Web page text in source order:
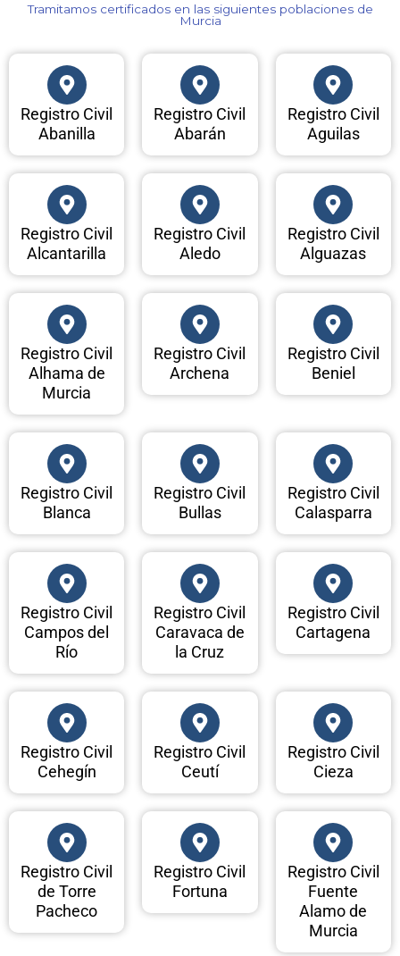
Tramitamos certificados en las siguientes poblaciones de
Murcia​
Registro Civil
Abanilla
Registro Civil
Abarán
Registro Civil
Aguilas
Registro Civil
Alcantarilla
Registro Civil
Aledo
Registro Civil
Alguazas
Registro Civil
Alhama de
Murcia
Registro Civil
Archena
Registro Civil
Beniel
Registro Civil
Blanca
Registro Civil
Bullas
Registro Civil
Calasparra
Registro Civil
Campos del
Río
Registro Civil
Caravaca de
la Cruz
Registro Civil
Cartagena
Registro Civil
Cehegín
Registro Civil
Ceutí
Registro Civil
Cieza
Registro Civil
de Torre
Pacheco
Registro Civil
Fortuna
Registro Civil
Fuente
Alamo de
Murcia